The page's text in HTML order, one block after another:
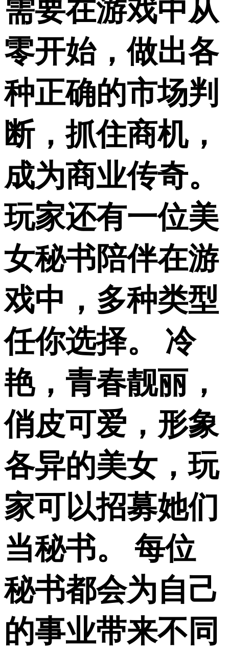
需要在游戏中从
零开始，做出各
种正确的市场判
断，抓住商机，
成为商业传奇。
玩家还有一位美
女秘书陪伴在游
戏中，多种类型
任你选择。 冷
艳，青春靓丽，
俏皮可爱，形象
各异的美女，玩
家可以招募她们
当秘书。 每位
秘书都会为自己
的事业带来不同